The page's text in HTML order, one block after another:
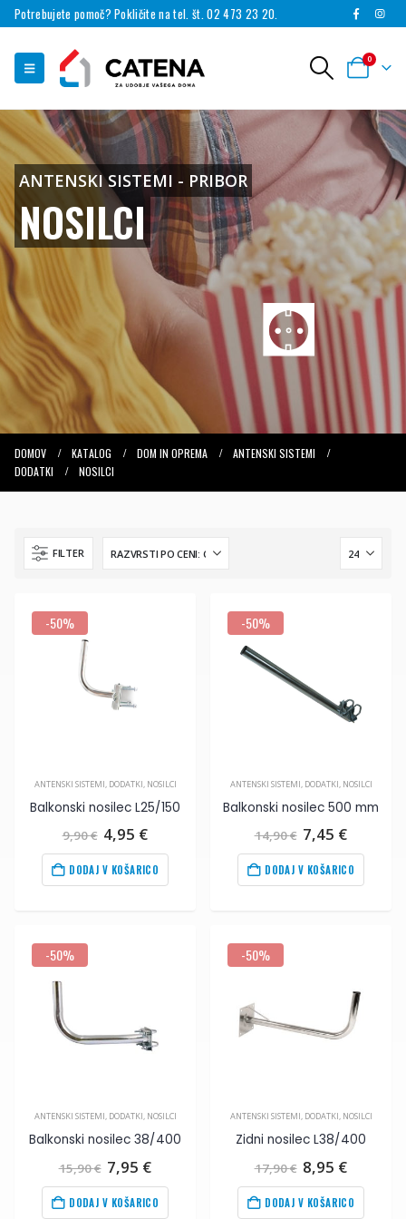
Potrebujete pomoč? Pokličite na tel. št. 02 473 23 20.
0
ANTENSKI SISTEMI - PRIBOR
NOSILCI
DOMOV KATALOG DOM IN OPREMA
ANTENSKI SISTEMI
DODATKI
NOSILCI
FILTER
-50%
ANTENSKI SISTEMI, DODATKI, NOSILCI
Balkonski nosilec L25/150
9,90€ Izvirna
cena
je
bila:
9,90€.
4,95 €Trenutna
je:
4,95
DODAJ V KOŠARICO
-50%
ANTENSKI SISTEMI, DODATKI, NOSILCI
Balkonski nosilec 500 mm
14,90€ Izvirna
cena
je
bila:
14,90€.
7,45 €
je:
7,45
DODAJ V KOŠARICO
-50%
ANTENSKI SISTEMI, DODATKI, NOSILCI
Balkonski nosilec 38/400
15,90€ Izvirna
cena
je
bila:
7,95 €Trenutna
je:
7,95
DODAJ V KOŠARICO
-50%
ANTENSKI SISTEMI, DODATKI, NOSILCI
Zidni nosilec L38/400
17,90€ Izvirna
cena
je
bila:
8,95 €
je:
8,95
DODAJ V KOŠARICO